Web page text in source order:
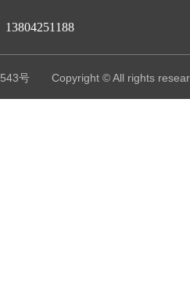
号 Copyright © All rights